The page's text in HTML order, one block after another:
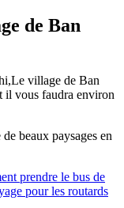
de Ban
village de Ban
il vous faudra environ
beaux paysages en
prendre le bus de
pour les routards